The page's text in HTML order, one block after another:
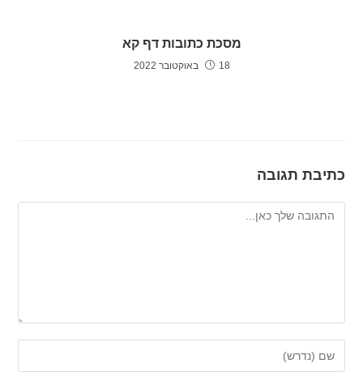
מסכת כתובות דף קא
18 באוקטובר 2022
כתיבת תגובה
להגיב
את